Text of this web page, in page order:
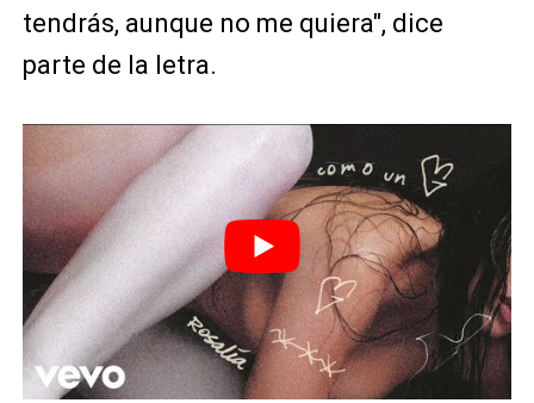
tendrás, aunque no me quiera", dice
parte de la letra.